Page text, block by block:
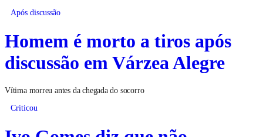
Após discussão
Homem é morto a tiros após
discussão em Várzea Alegre
Vítima morreu antes da chegada do socorro
Criticou